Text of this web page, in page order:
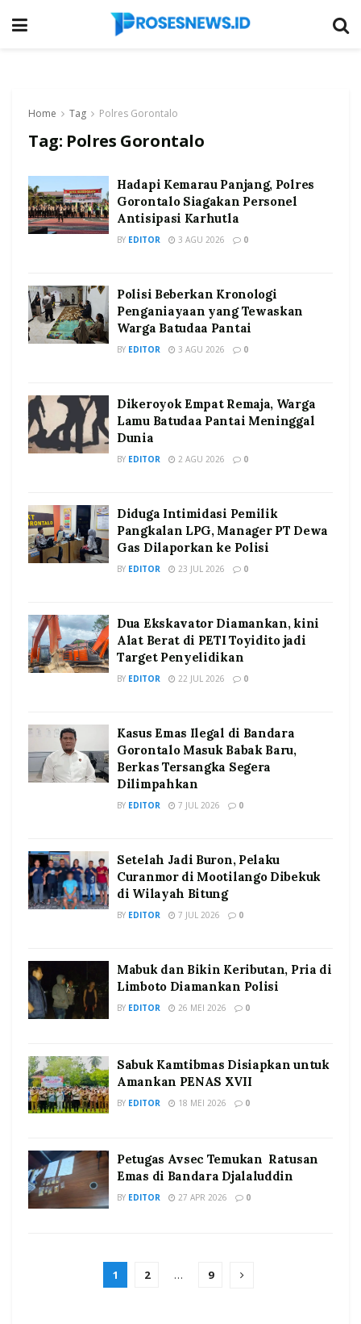
Home Tag Polres Gorontalo
Tag: Polres Gorontalo
Hadapi Kemarau Panjang, Polres
Gorontalo Siagakan Personel
Antisipasi Karhutla
BY EDITOR 3 AGU 2026 0
Polisi Beberkan Kronologi
Penganiayaan yang Tewaskan
Warga Batudaa Pantai
BY EDITOR 3 AGU 2026 0
Dikeroyok Empat Remaja, Warga
Lamu Batudaa Pantai Meninggal
Dunia
BY EDITOR 2 AGU 2026 0
Diduga Intimidasi Pemilik
Pangkalan LPG, Manager PT Dewa
Gas Dilaporkan ke Polisi
BY EDITOR 23 JUL 2026 0
Dua Ekskavator Diamankan, kini
Alat Berat di PETI Toyidito jadi
Target Penyelidikan
BY EDITOR 22 JUL 2026 0
Kasus Emas Ilegal di Bandara
Gorontalo Masuk Babak Baru,
Berkas Tersangka Segera
Dilimpahkan
BY EDITOR 7 JUL 2026 0
Setelah Jadi Buron, Pelaku
Curanmor di Mootilango Dibekuk
di Wilayah Bitung
BY EDITOR 7 JUL 2026 0
Mabuk dan Bikin Keributan, Pria di
Limboto Diamankan Polisi
BY EDITOR 26 MEI 2026 0
Sabuk Kamtibmas Disiapkan untuk
Amankan PENAS XVII
BY EDITOR 18 MEI 2026 0
Petugas Avsec Temukan Ratusan
Emas di Bandara Djalaluddin
BY EDITOR 27 APR 2026 0
1 2 … 9